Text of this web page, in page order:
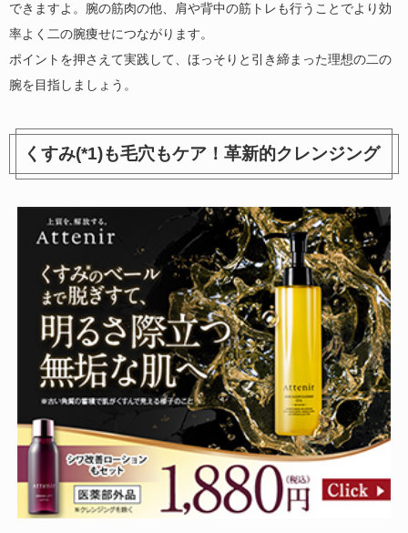
できますよ。腕の筋肉の他、肩や背中の筋トレも行うことでより効
率よく二の腕痩せにつながります。
ポイントを押さえて実践して、ほっそりと引き締まった理想の二の
腕を目指しましょう。
くすみ(*1)も毛穴もケア！革新的クレンジング